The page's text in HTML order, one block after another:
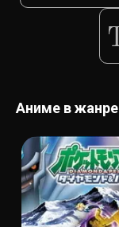
Аниме в